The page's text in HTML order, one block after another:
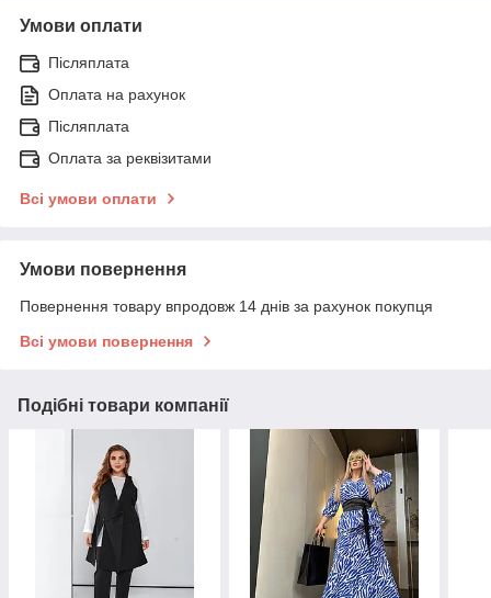
Умови оплати
Післяплата
Оплата на рахунок
Післяплата
Оплата за реквізитами
Всі умови оплати
Умови повернення
Повернення товару впродовж 14 днів за рахунок покупця
Всі умови повернення
Подібні товари компанії